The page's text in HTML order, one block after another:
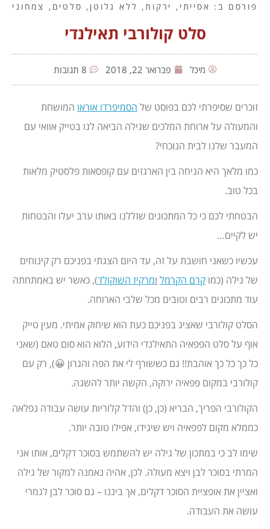
פורסם ב: אסייתי , ירקות, ללא גלוטן, סלטים , צמחוני
סלט קולורבי תאילנדי
מיכל פברואר 22, 2018 8 תגובות
זוכרים שסיפרתי לכם בפוסט של הסמיפרדו אוראו המושחת
והמעולה על ארוחת המלכים שגילה הביאה לנו בטייק אוואי עם
המעבר שלנו לבית הנוכחי?
כמו מלאך היא הגיחה בין הארגזים עם קופסאות פלסטיק מלאות
בכל טוב.
הבטחתי לכם כי כל המתכונים שזללנו באותו ערב יעלו והבטחות
יש לקיים…
עכשיו כשאני חושבת על זה, עד היום הצגתי בפניכם רק קינוחים
של גילה (כמו קרם הקרמל ומרקיז השוקולד), כאשר יש באמתחתה
עוד מתכונים רבים וטובים מכל שלבי הארוחה.
הסלט קולורבי שאציג בפניכם כעת הוא שיחוק אמיתי. מעין טייק
אוף על סלט הפפאיה התאילנדי הידוע, הלוא הוא סום טאם (שאני
כל כך כל כך אוהבת!! גם כששורף לי את הפה והגרון 😀), רק עם
קולורבי במקום פפאיה ירוקה, הקשה יותר להשגה.
הקולורבי הפריך, הבריא (כן, כן) והדל קלוריות עושה עבודה נפלאה
כממלא מקום לפפאיה ויש שיגידו, אפילו טובה יותר.
שימו לב כי במתכון של גילה יש להשתמש בסוכר דקלים, אותו אני
המרתי בסוכר לבן ויצא מעולה. לכן, אהיה נאמנה למקור של גילה
ואציין את אופציית הסוכר דקלים, אך ביננו – גם סוכר לבן לגמרי
עושה את העבודה.